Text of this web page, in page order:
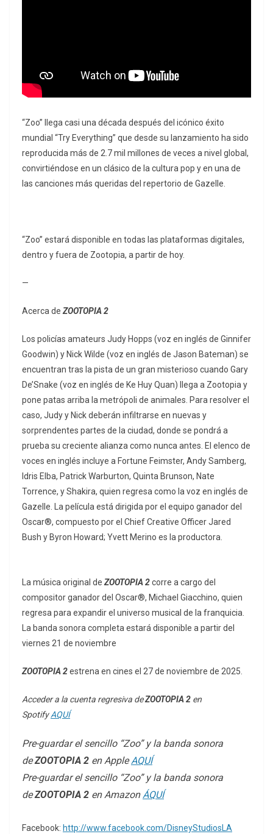
“Zoo” llega casi una década después del icónico éxito
mundial “Try Everything” que desde su lanzamiento ha sido
reproducida más de 2.7 mil millones de veces a nivel global,
convirtiéndose en un clásico de la cultura pop y en una de
las canciones más queridas del repertorio de Gazelle.
“Zoo” estará disponible en todas las plataformas digitales,
dentro y fuera de Zootopia, a partir de hoy.
—
Acerca de ZOOTOPIA 2
Los policías amateurs Judy Hopps (voz en inglés de Ginnifer
Goodwin) y Nick Wilde (voz en inglés de Jason Bateman) se
encuentran tras la pista de un gran misterioso cuando Gary
De’Snake (voz en inglés de Ke Huy Quan) llega a Zootopia y
pone patas arriba la metrópoli de animales. Para resolver el
caso, Judy y Nick deberán infiltrarse en nuevas y
sorprendentes partes de la ciudad, donde se pondrá a
prueba su creciente alianza como nunca antes. El elenco de
voces en inglés incluye a Fortune Feimster, Andy Samberg,
Idris Elba, Patrick Warburton, Quinta Brunson, Nate
Torrence, y Shakira, quien regresa como la voz en inglés de
Gazelle. La película está dirigida por el equipo ganador del
Oscar®, compuesto por el Chief Creative Officer Jared
Bush y Byron Howard; Yvett Merino es la productora.
La música original de ZOOTOPIA 2corre a cargo del
compositor ganador del Oscar®, Michael Giacchino, quien
regresa para expandir el universo musical de la franquicia.
La banda sonora completa estará disponible a partir del
viernes 21 de noviembre
ZOOTOPIA 2estrena en cines el 27 de noviembre de 2025.
Acceder a la cuenta regresiva deZOOTOPIA 2 en
SpotifyAQUÍ
Pre-guardar el sencillo “Zoo” y la banda sonora
deZOOTOPIA 2 en AppleAQUÍ
Pre-guardar el sencillo “Zoo” y la banda sonora
deZOOTOPIA 2 en AmazonÁQUÍ
Facebook: http://www.facebook.com/DisneyStudiosLA